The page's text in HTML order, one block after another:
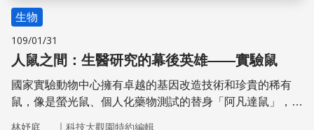
生物
109/01/31
人鼠之間：生醫研究的幕後英雄——實驗鼠
國家實驗動物中心擁有卓越的基因改造技術和珍貴的稀有
鼠，像是螢光鼠、個人化藥物測試的替身「阿凡達鼠」，因
林妤庭 ｜ 科技大觀園特約編輯